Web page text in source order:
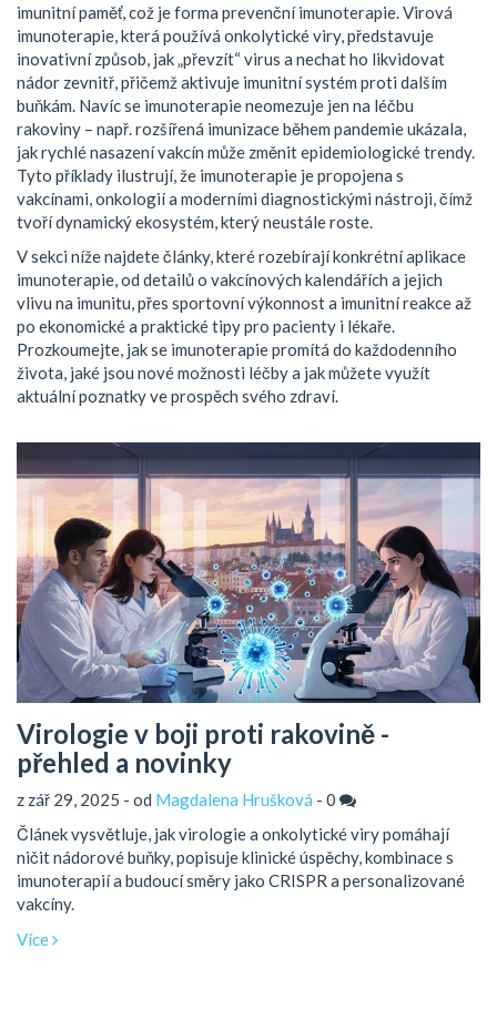
imunitní paměť, což je forma prevenční imunoterapie. Virová
imunoterapie, která používá onkolytické viry, představuje
inovativní způsob, jak „převzít“ virus a nechat ho likvidovat
nádor zevnitř, přičemž aktivuje imunitní systém proti dalším
buňkám. Navíc se imunoterapie neomezuje jen na léčbu
rakoviny – např. rozšířená imunizace během pandemie ukázala,
jak rychlé nasazení vakcín může změnit epidemiologické trendy.
Tyto příklady ilustrují, že imunoterapie je propojena s
vakcínami, onkologií a moderními diagnostickými nástroji, čímž
tvoří dynamický ekosystém, který neustále roste.
V sekci níže najdete články, které rozebírají konkrétní aplikace
imunoterapie, od detailů o vakcínových kalendářích a jejich
vlivu na imunitu, přes sportovní výkonnost a imunitní reakce až
po ekonomické a praktické tipy pro pacienty i lékaře.
Prozkoumejte, jak se imunoterapie promítá do každodenního
života, jaké jsou nové možnosti léčby a jak můžete využít
aktuální poznatky ve prospěch svého zdraví.
Virologie v boji proti rakovině -
přehled a novinky
z zář 29, 2025 - od Magdalena Hrušková - 0
Článek vysvětluje, jak virologie a onkolytické viry pomáhají
ničit nádorové buňky, popisuje klinické úspěchy, kombinace s
imunoterapií a budoucí směry jako CRISPR a personalizované
vakcíny.
Více